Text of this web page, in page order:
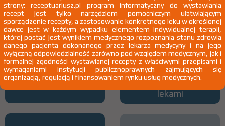
Interakcje z lekami
Interakcje z wieloma
lekami
strony: receptuariusz.pl program informatyczny do wystawiania
recept jest tylko narzędziem pomocniczym ułatwiającym
sporządzenie recepty, a zastosowanie konkretnego leku w określonej
dawce jest w każdym wypadku elementem indywidualnej terapii,
której postać jest wynikiem medycznego rozpoznania stanu zdrowia
danego pacjenta dokonanego przez lekarza medycyny i na jego
wyłączną odpowiedzialność zarówno pod względem medycznym, jak i
formalnej zgodności wystawianej recepty z właściwymi przepisami i
wymaganiami instytucji publicznoprawnych zajmujących się
organizacją, regulacją i finansowaniem rynku usług medycznych.